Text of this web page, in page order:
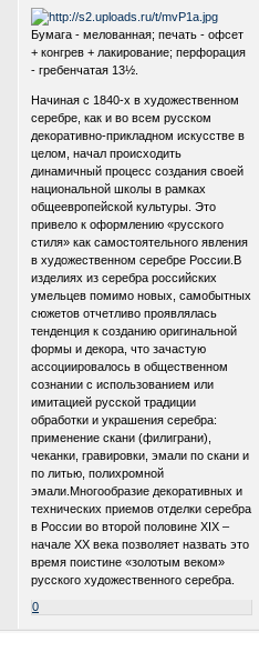
Бумага - мелованная; печать - офсет
+ конгрев + лакирование; перфорация
- гребенчатая 13½.
Начиная с 1840-х в художественном
серебре, как и во всем русском
декоративно-прикладном искусстве в
целом, начал происходить
динамичный процесс создания своей
национальной школы в рамках
общеевропейской культуры. Это
привело к оформлению «русского
стиля» как самостоятельного явления
в художественном серебре России.В
изделиях из серебра российских
умельцев помимо новых, самобытных
сюжетов отчетливо проявлялась
тенденция к созданию оригинальной
формы и декора, что зачастую
ассоциировалось в общественном
сознании с использованием или
имитацией русской традиции
обработки и украшения серебра:
применение скани (филиграни),
чеканки, гравировки, эмали по скани и
по литью, полихромной
эмали.Многообразие декоративных и
технических приемов отделки серебра
в России во второй половине XIX –
начале XX века позволяет назвать это
время поистине «золотым веком»
русского художественного серебра.
0